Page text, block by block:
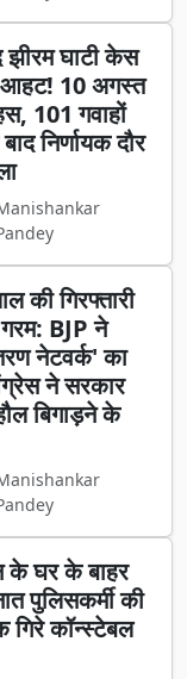
झीरम घाटी केस
10 अगस्त
101 गवाहों
निर्णायक दौर
की गिरफ्तारी
BJP ने
नेटवर्क' का
ने सरकार
बिगाड़ने के
के घर के बाहर
पुलिसकर्मी की
गिरे कॉन्स्टेबल